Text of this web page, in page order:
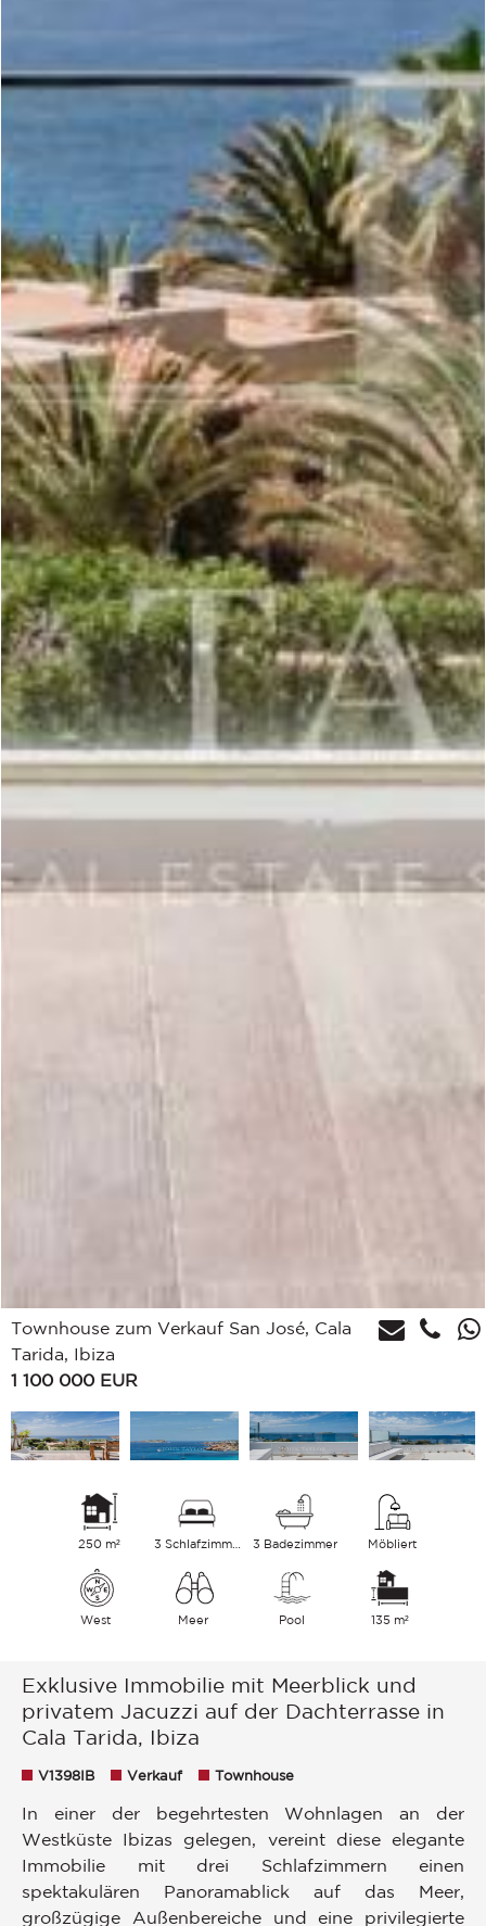
Townhouse zum Verkauf San José, Cala
Tarida, Ibiza
1 100 000 EUR
250 m² 3 Schlafzimmer 3 Badezimmer Möbliert
West Meer Pool 135 m²
Exklusive Immobilie mit Meerblick und
privatem Jacuzzi auf der Dachterrasse in
Cala Tarida, Ibiza
V1398IB Verkauf Townhouse
In einer der begehrtesten Wohnlagen an der
Westküste Ibizas gelegen, vereint diese elegante
Immobilie mit drei Schlafzimmern einen
spektakulären Panoramablick auf das Meer,
großzügige Außenbereiche und eine privilegierte